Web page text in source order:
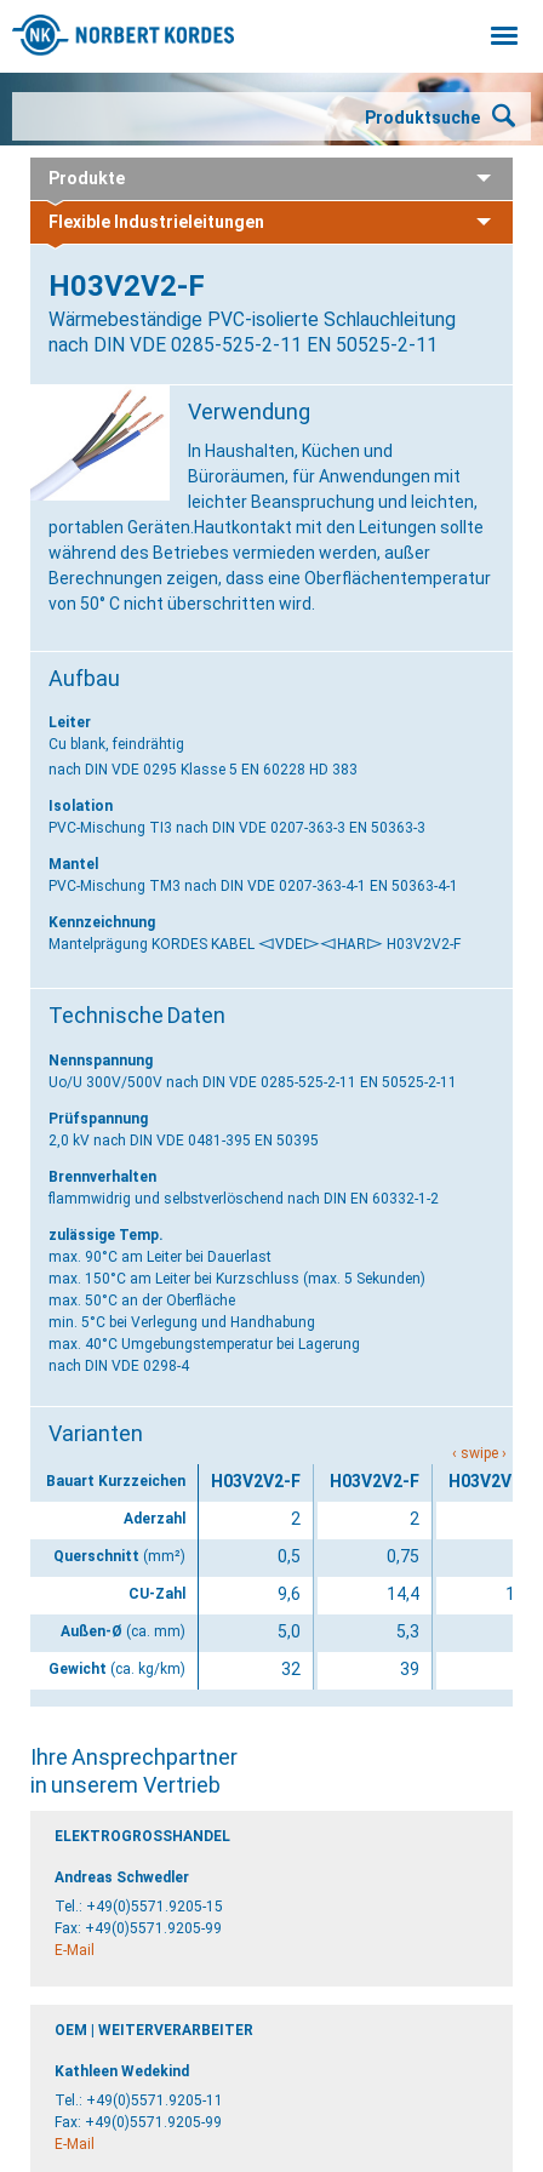
Produktsuche
Produkte
Flexible Industrieleitungen
H03V2V2-F
Wärmebeständige PVC-isolierte Schlauchleitung
nach DIN VDE 0285-525-2-11 EN 50525-2-11
Verwendung
In Haushalten, Küchen und
Büroräumen, für Anwendungen mit
leichter Beanspruchung und leichten,
portablen Geräten.Hautkontakt mit den Leitungen sollte
während des Betriebes vermieden werden, außer
Berechnungen zeigen, dass eine Oberflächentemperatur
von 50° C nicht überschritten wird.
Aufbau
Leiter
Cu blank, feindrähtig
nach DIN VDE 0295 Klasse 5 EN 60228 HD 383
Isolation
PVC-Mischung TI3 nach DIN VDE 0207-363-3 EN 50363-3
Mantel
PVC-Mischung TM3 nach DIN VDE 0207-363-4-1 EN 50363-4-1
Kennzeichnung
Mantelprägung KORDES KABEL <VDE><HAR> H03V2V2-F
Technische Daten
Nennspannung
Uo/U 300V/500V nach DIN VDE 0285-525-2-11 EN 50525-2-11
Prüfspannung
2,0 kV nach DIN VDE 0481-395 EN 50395
Brennverhalten
flammwidrig und selbstverlöschend nach DIN EN 60332-1-2
zulässige Temp.
max. 90°C am Leiter bei Dauerlast
max. 150°C am Leiter bei Kurzschluss (max. 5 Sekunden)
max. 50°C an der Oberfläche
min. 5°C bei Verlegung und Handhabung
max. 40°C Umgebungstemperatur bei Lagerung
nach DIN VDE 0298-4
Varianten
Bauart Kurzzeichen
Aderzahl
Querschnitt (mm²)
CU-Zahl
Außen-Ø (ca. mm)
Gewicht (ca. kg/km)
H03V2V2-F
2
0,5
9,6
5,0
32
H03V2V2-F
2
0,75
14,4
5,3
39
H03V2V2-F
14,4
Ihre Ansprechpartner
in unserem Vertrieb
ELEKTROGROSSHANDEL
Andreas Schwedler
Tel.: +49(0)5571.9205-15
Fax: +49(0)5571.9205-99
E-Mail
OEM | WEITERVERARBEITER
Kathleen Wedekind
Tel.: +49(0)5571.9205-11
Fax: +49(0)5571.9205-99
E-Mail